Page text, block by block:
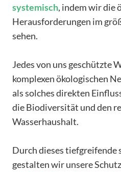
systemisch, indem wir die
Herausforderungen im
sehen.
Jedes von uns geschützte
komplexen ökologischen
als solches direkten
die Biodiversität und den
Wasserhaushalt.
Durch dieses tiefgreifende
gestalten wir unsere